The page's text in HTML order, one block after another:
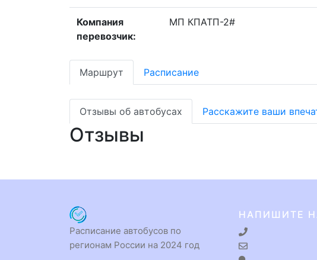
Компания
перевозчик:
МП КПАТП-2#
Маршрут Расписание
Отзывы об автобусах Расскажите ваши
Отзывы
Расписание автобусов по
регионам России на 2024 год
НАПИШИТЕ